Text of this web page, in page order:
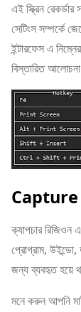
এই স্ক্রিন
সেটিংস সম্পর্কে
ইন্টারফেস এ
বিস্তারিত
ক্যাপচার রিজিওন
প্রোগ্রাম, উইন্ডো,
জন্য ব্যবহৃত হয়ে
মনে করুন আপনি